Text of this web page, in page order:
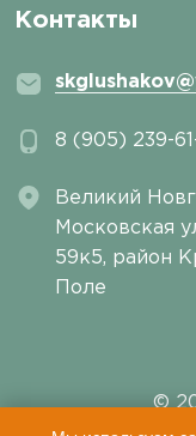
Контакты
8 (905) 239-
Великий
Московская
59к5, район
Поле
©